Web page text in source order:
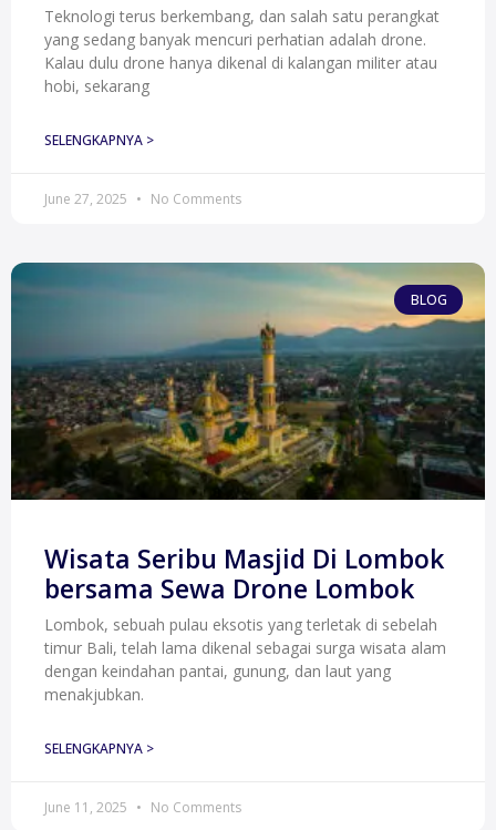
Teknologi terus berkembang, dan salah satu perangkat
yang sedang banyak mencuri perhatian adalah drone.
Kalau dulu drone hanya dikenal di kalangan militer atau
hobi, sekarang
SELENGKAPNYA >
June 27, 2025 No Comments
BLOG
Wisata Seribu Masjid Di Lombok
bersama Sewa Drone Lombok
Lombok, sebuah pulau eksotis yang terletak di sebelah
timur Bali, telah lama dikenal sebagai surga wisata alam
dengan keindahan pantai, gunung, dan laut yang
menakjubkan.
SELENGKAPNYA >
June 11, 2025 No Comments